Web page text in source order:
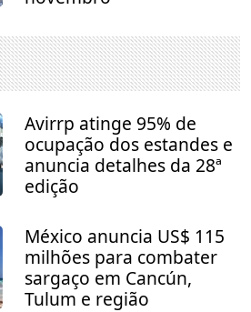
Avirrp atinge 95% de
ocupação dos estandes e
anuncia detalhes da 28ª
edição
México anuncia US$ 115
milhões para combater
sargaço em Cancún,
Tulum e região